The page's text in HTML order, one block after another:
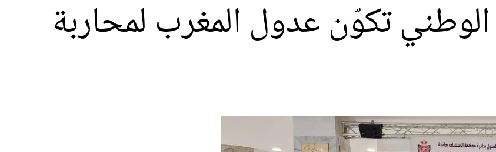
الوطني تكوّن عدول المغرب لمحاربة